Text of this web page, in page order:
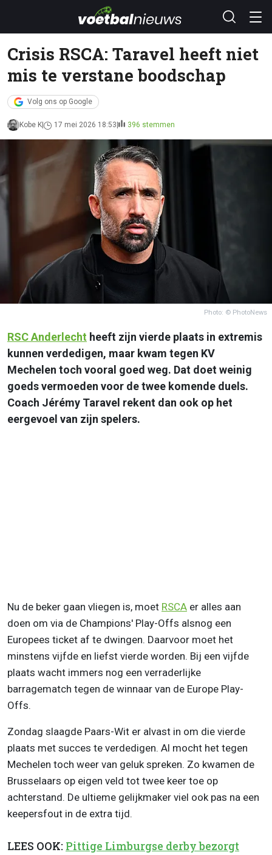
Crisis RSCA: Taravel heeft niet
mis te verstane boodschap
Volg ons op Google
Kobe K 17 mei 2026 18:53 396 stemmen
Photo: © PhotoNews
RSCAnderlecht heeft zijn vierde plaats in extremis
kunnen verdedigen, maar kwam tegen KV
Mechelen toch vooral goed weg. Dat doet weinig
goeds vermoeden voor de twee komende duels.
Coach Jérémy Taravel rekent dan ook op het
eergevoel van zijn spelers.
Nu de beker gaan vliegen is, moet RSCA er alles aan
doen om via de Champions' Play-Offs alsnog een
Europees ticket af te dwingen. Daarvoor moet het
minstens vijfde en liefst vierde worden. Bij een vijfde
plaats wacht immers nog een verraderlijke
barragematch tegen de winnaar van de Europe Play-
Offs.
Zondag slaagde Paars-Wit er alvast in om die vierde
plaats met succes te verdedigen. Al mocht het tegen
Mechelen toch weer van geluk spreken. Zo kwamen de
Brusselaars op eigen veld tot twee keer toe op
achterstand. De ultieme gelijkmaker viel ook pas na een
keepersfout in de extra tijd.
LEES OOK: Pittige Limburgse derby bezorgt